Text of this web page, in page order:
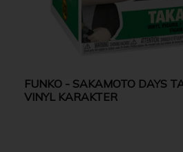
FUNKO - SAKAMOTO DAYS
VINYL KARAKTER